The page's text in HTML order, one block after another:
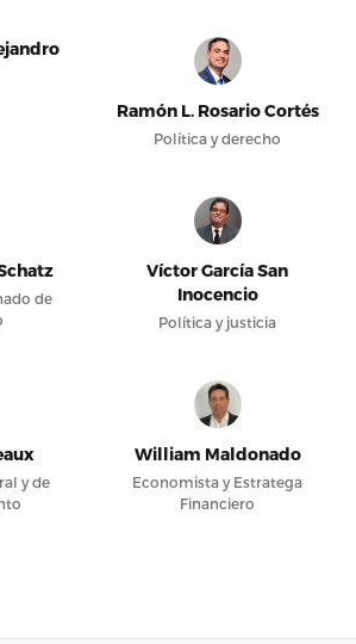
Ramón L. Rosario Cortés
Política y derecho
de
Víctor García San
Inocencio
Política y justicia
y de
William Maldonado
Economista y Estratega
Financiero